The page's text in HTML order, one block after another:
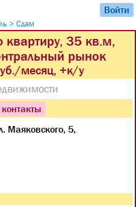
Войти
> Сдам
35 кв.м,
рынок
месяц, +к/у
Маяковского, 5,